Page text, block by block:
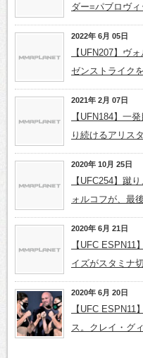
ダー=パブロヴ
2022年 6月 05日
【UFN207】ヴ
ゼンストライク
2021年 2月 07日
【UFN184】一
り続けるアリス
2020年 10月 25日
【UFC254】蹴
ォルコフが、最
2020年 6月 21日
【UFC
イズがスタミナ
2020年 6月 20日
【UFC
ス。クレイ・グ